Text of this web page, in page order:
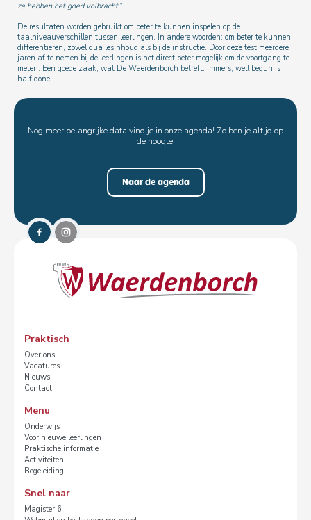
ze hebben het goed volbracht.”
De resultaten worden gebruikt om beter te kunnen inspelen op de
taalniveauverschillen tussen leerlingen. In andere woorden: om beter te kunnen
differentiëren, zowel qua lesinhoud als bij de instructie. Door deze test meerdere
jaren af te nemen bij de leerlingen is het direct beter mogelijk om de voortgang te
meten. Een goede zaak, wat De Waerdenborch betreft. Immers, well begun is
half done!
Nog meer belangrijke data vind je in onze agenda! Zo ben je altijd op
de hoogte.
Naar de agenda
Praktisch
Over ons
Vacatures
Nieuws
Contact
Menu
Onderwijs
Voor nieuwe leerlingen
Praktische informatie
Activiteiten
Begeleiding
Snel naar
Magister 6